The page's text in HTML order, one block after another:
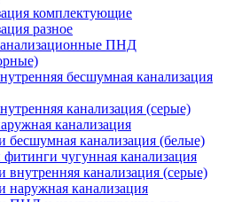
комплектующие
разное
ПНД
бесшумная канализация
канализация (серые)
канализация
бесшумная канализация (белые)
чугунная канализация
внутренняя канализация (серые)
наружная канализация